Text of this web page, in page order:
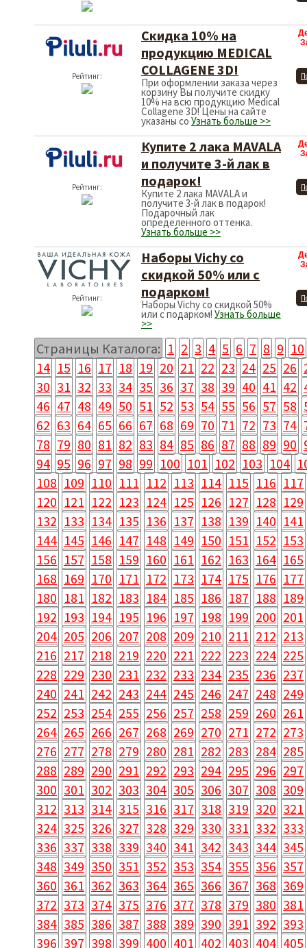
Рейтинг:
Скидка 10% на
продукцию MEDICAL
COLLAGENE 3D!
При оформлении заказа через
корзину Вы получите скидку
10% на всю продукцию Medical
Collagene 3D! Цены на сайте
указаны со Узнать больше >>
Рейтинг:
Купите 2 лака MAVALA
и получите 3-й лак в
подарок!
Купите 2 лака MAVALA и
получите 3-й лак в подарок!
Подарочный лак
определенного оттенка.
Узнать больше >>
Рейтинг:
Наборы Vichy со
скидкой 50% или с
подарком!
Наборы Vichy со скидкой 50%
или с подарком! Узнать больше
>>
Страницы Каталога: 1 2 3 4 5 6 7 8 9 10
14 15 16 17 18 19 20 21 22 23 24 25 26
30 31 32 33 34 35 36 37 38 39 40 41 42
46 47 48 49 50 51 52 53 54 55 56 57 58
62 63 64 65 66 67 68 69 70 71 72 73 74
78 79 80 81 82 83 84 85 86 87 88 89 90
94 95 96 97 98 99 100 101 102 103 104
108 109 110 111 112 113 114 115 116 117
120 121 122 123 124 125 126 127 128 129
132 133 134 135 136 137 138 139 140 141
144 145 146 147 148 149 150 151 152 153
156 157 158 159 160 161 162 163 164 165
168 169 170 171 172 173 174 175 176 177
180 181 182 183 184 185 186 187 188 189
192 193 194 195 196 197 198 199 200 201
204 205 206 207 208 209 210 211 212 213
216 217 218 219 220 221 222 223 224 225
228 229 230 231 232 233 234 235 236 237
240 241 242 243 244 245 246 247 248 249
252 253 254 255 256 257 258 259 260 261
264 265 266 267 268 269 270 271 272 273
276 277 278 279 280 281 282 283 284 285
288 289 290 291 292 293 294 295 296 297
300 301 302 303 304 305 306 307 308 309
312 313 314 315 316 317 318 319 320 321
324 325 326 327 328 329 330 331 332 333
336 337 338 339 340 341 342 343 344 345
348 349 350 351 352 353 354 355 356 357
360 361 362 363 364 365 366 367 368 369
372 373 374 375 376 377 378 379 380 381
384 385 386 387 388 389 390 391 392 393
396 397 398 399 400 401 402 403 404 405